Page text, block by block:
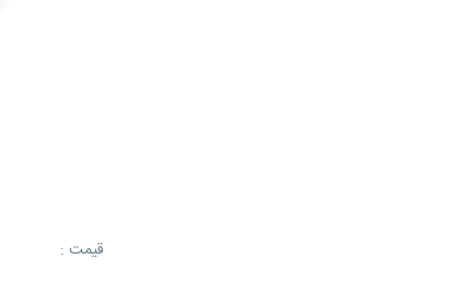
قیمت :